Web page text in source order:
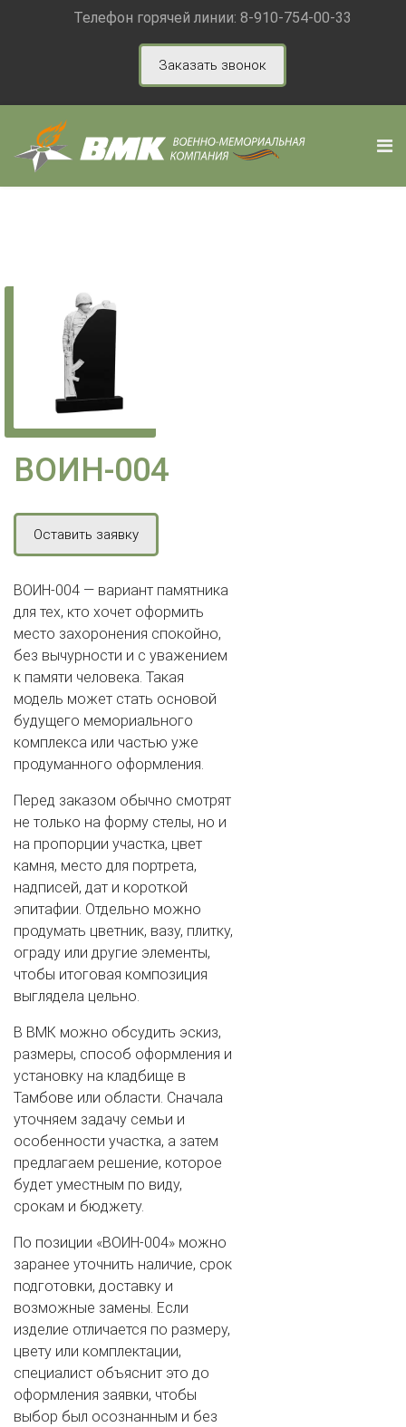
Телефон горячей линии: 8-910-754-00-33
Заказать звонок
ВОИН-004
Оставить заявку
ВОИН-004 — вариант памятника
для тех, кто хочет оформить
место захоронения спокойно,
без вычурности и с уважением
к памяти человека. Такая
модель может стать основой
будущего мемориального
комплекса или частью уже
продуманного оформления.
Перед заказом обычно смотрят
не только на форму стелы, но и
на пропорции участка, цвет
камня, место для портрета,
надписей, дат и короткой
эпитафии. Отдельно можно
продумать цветник, вазу, плитку,
ограду или другие элементы,
чтобы итоговая композиция
выглядела цельно.
В ВМК можно обсудить эскиз,
размеры, способ оформления и
установку на кладбище в
Тамбове или области. Сначала
уточняем задачу семьи и
особенности участка, а затем
предлагаем решение, которое
будет уместным по виду,
срокам и бюджету.
По позиции «ВОИН-004» можно
заранее уточнить наличие, срок
подготовки, доставку и
возможные замены. Если
изделие отличается по размеру,
цвету или комплектации,
специалист объяснит это до
оформления заявки, чтобы
выбор был осознанным и без